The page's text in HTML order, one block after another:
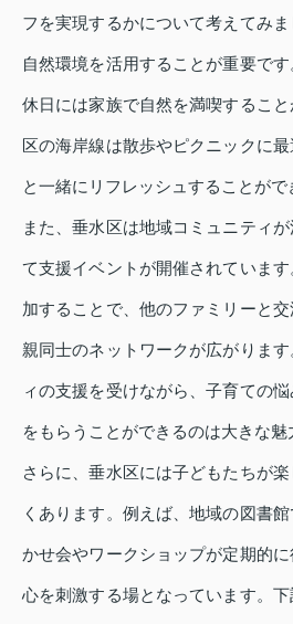
フを実現するかについて考えてみ
自然環境を活用することが重要です
休日には家族で自然を満喫するこ
区の海岸線は散歩やピクニックに
と一緒にリフレッシュすることがで
また、垂水区は地域コミュニティ
て支援イベントが開催されていま
加することで、他のファミリーと交
親同士のネットワークが広がりま
ィの支援を受けながら、子育ての
をもらうことができるのは大きな魅
さらに、垂水区には子どもたちが
くあります。例えば、地域の図書
かせ会やワークショップが定期的
心を刺激する場となっています。